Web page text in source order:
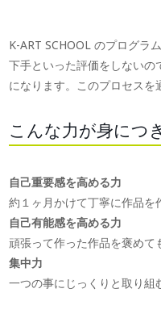
K-ART SCHOOL のプログラ
下手といった評価をしないの
になります。このプロセスを
こんな力が身につ
自己重要感を高める力
約１ヶ月かけて丁寧に作品を
自己有能感を高める力
頑張って作った作品を褒めて
集中力
一つの事にじっくりと取り組